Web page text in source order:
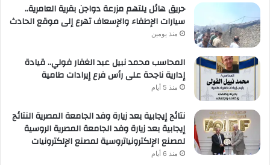
حريق هائل يلتهم مزرعة دواجن بقرية العامرية..
سيارات الإطفاء والإسعاف تهرع إلى موقع الحادث
منذ يومين
المحاسب محمد نبيل عبد الغفار فولي.. قيادة
إدارية ناجحة على رأس فرع إيرادات طامية
منذ 5 أيام
نتائج إيجابية بعد زيارة وفد الجامعة المصرية النتائج
إيجابية بعد زيارة وفد الجامعة المصرية الروسية
لمصنع الإلكترونياتروسية لمصنع الإلكترونيات
منذ 6 أيام